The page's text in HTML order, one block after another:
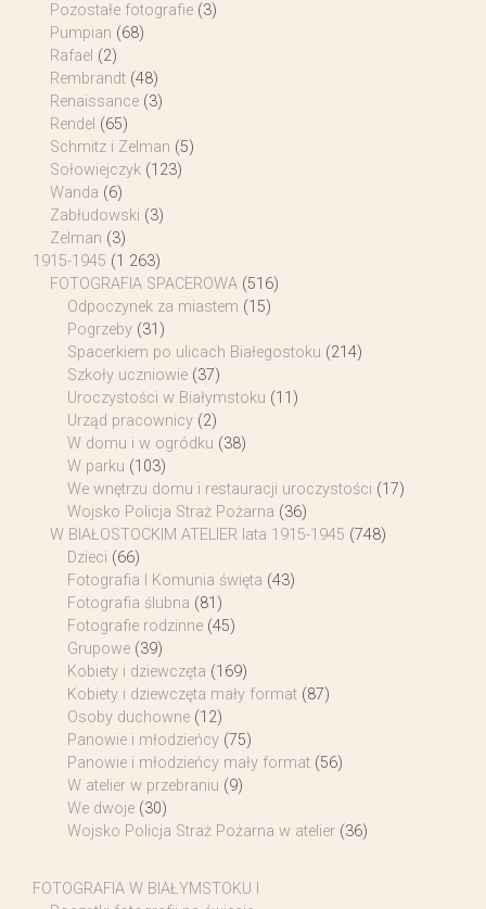
Pozostałe fotografie (3)
Pumpian (68)
Rafael (2)
Rembrandt (48)
Renaissance (3)
Rendel (65)
Schmitz i Zelman (5)
Sołowiejczyk (123)
Wanda (6)
Zabłudowski (3)
Zelman (3)
1915-1945 (1 263)
FOTOGRAFIA SPACEROWA (516)
Odpoczynek za miastem (15)
Pogrzeby (31)
Spacerkiem po ulicach Białegostoku (214)
Szkoły uczniowie (37)
Uroczystości w Białymstoku (11)
Urząd pracownicy (2)
W domu i w ogródku (38)
W parku (103)
We wnętrzu domu i restauracji uroczystości (17)
Wojsko Policja Straż Pożarna (36)
W BIAŁOSTOCKIM ATELIER lata 1915-1945 (748)
Dzieci (66)
Fotografia I Komunia święta (43)
Fotografia ślubna (81)
Fotografie rodzinne (45)
Grupowe (39)
Kobiety i dziewczęta (169)
Kobiety i dziewczęta mały format (87)
Osoby duchowne (12)
Panowie i młodzieńcy (75)
Panowie i młodzieńcy mały format (56)
W atelier w przebraniu (9)
We dwoje (30)
Wojsko Policja Straż Pożarna w atelier (36)
FOTOGRAFIA W BIAŁYMSTOKU I